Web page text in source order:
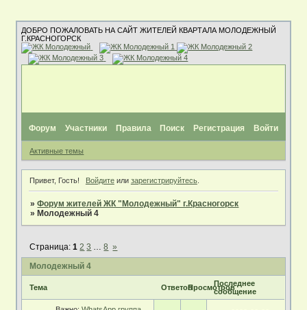
ДОБРО ПОЖАЛОВАТЬ НА САЙТ ЖИТЕЛЕЙ КВАРТАЛА МОЛОДЕЖНЫЙ
Г.КРАСНОГОРСК
Форум Участники Правила Поиск Регистрация Войти
Активные темы
Привет, Гость! Войдитеили зарегистрируйтесь.
»Форум жителей ЖК "Молодежный" г.Красногорск
» Молодежный 4
Молодежный 4
Страница:1 2 3 8 »
Тема ОтветовПросмотровПоследнее
сообщение